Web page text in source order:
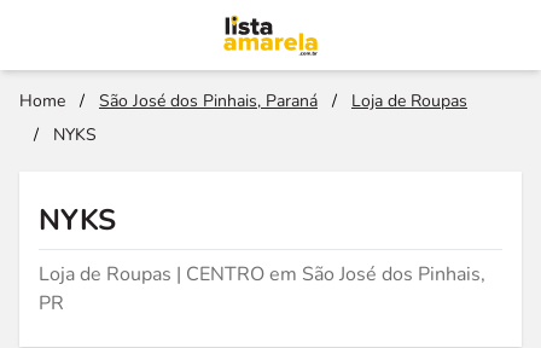
Home / São José dos Pinhais, Paraná /
Loja de Roupas
/
NYKS
NYKS
Loja de Roupas | CENTRO em São José dos Pinhais,
PR